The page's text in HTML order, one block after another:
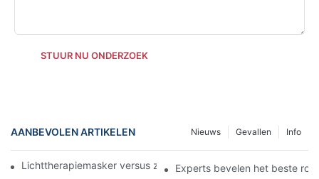
STUUR NU ONDERZOEK
AANBEVOLEN ARTIKELEN Info
Gevallen
Nieuws
Lichttherapiemasker versus zonnebril voor gebruik 's nachts
Experts bevelen het beste